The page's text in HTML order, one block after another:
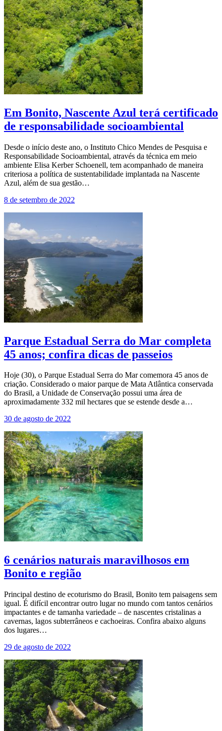
Em Bonito, Nascente Azul terá certificado
de responsabilidade socioambiental
Desde o início deste ano, o Instituto Chico Mendes de Pesquisa e
Responsabilidade Socioambiental, através da técnica em meio
ambiente Elisa Kerber Schoenell, tem acompanhado de maneira
criteriosa a política de sustentabilidade implantada na Nascente
Azul, além de sua gestão…
8 de setembro de 2022
Parque Estadual Serra do Mar completa
45 anos; confira dicas de passeios
Hoje (30), o Parque Estadual Serra do Mar comemora 45 anos de
criação. Considerado o maior parque de Mata Atlântica conservada
do Brasil, a Unidade de Conservação possui uma área de
aproximadamente 332 mil hectares que se estende desde a…
30 de agosto de 2022
6 cenários naturais maravilhosos em
Bonito e região
Principal destino de ecoturismo do Brasil, Bonito tem paisagens sem
igual. É difícil encontrar outro lugar no mundo com tantos cenários
impactantes e de tamanha variedade – de nascentes cristalinas a
cavernas, lagos subterrâneos e cachoeiras. Confira abaixo alguns
dos lugares…
29 de agosto de 2022